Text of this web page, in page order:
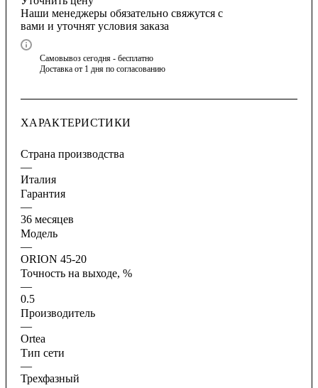
Наши менеджеры обязательно свяжутся с
вами и уточнят условия заказа
Самовывоз сегодня - бесплатно
Доставка от 1 дня по согласованию
ХАРАКТЕРИСТИКИ
Страна производства
—
Италия
Гарантия
—
36 месяцев
Модель
—
ORION 45-20
Точность на выходе, %
—
0.5
Производитель
—
Ortea
Тип сети
—
Трехфазный